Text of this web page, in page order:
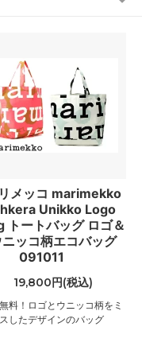
メッコ marimekko
Unikko Logo
トートバッグ ロゴ＆
ニッコ柄エコバッグ
091011
19,800円(税込)
料！ロゴとウニッコ柄をミ
したデザインのバッグ